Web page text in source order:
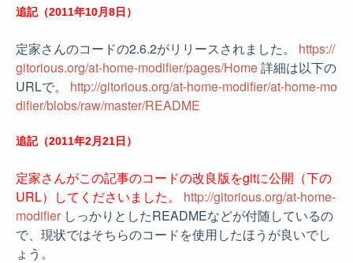
追記（2011年10月8日）
定家さんのコードの2.6.2がリリースされました。 https://
gitorious.org/at-home-modifier/pages/Home詳細は以下の
URLで。 http://gitorious.org/at-home-modifier/at-home-mo
difier/blobs/raw/master/README
追記（2011年2月21日）
定家さんがこの記事のコードの改良版をgitに公開（下の
URL）してくださいました。
http://gitorious.org/at-home-
modifier しっかりとしたREADMEなどが付随しているの
で、現状ではそちらのコードを使用したほうが良いでし
ょう。